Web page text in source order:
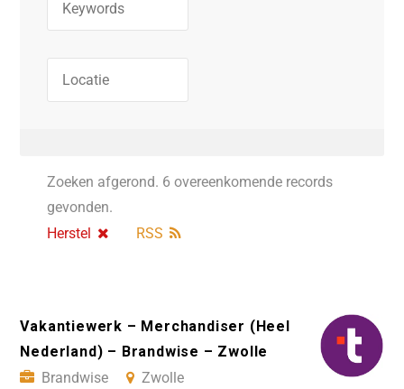
Zoeken afgerond. 6 overeenkomende records
gevonden.
Herstel
RSS
Vakantiewerk – Merchandiser (Heel
Nederland) – Brandwise – Zwolle
Brandwise
Zwolle